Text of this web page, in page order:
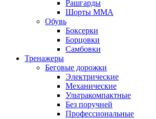
Рашгарды
Шорты MMA
Обувь
Боксерки
Борцовки
Самбовки
Тренажеры
Беговые дорожки
Электрические
Механические
Ультракомпактные
Без поручней
Профессиональные